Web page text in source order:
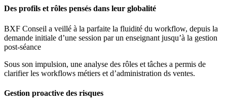
Des profils et rôles pensés dans leur globalité
BXF Conseil a veillé à la parfaite la fluidité du workflow, depuis la
demande initiale d’une session par un enseignant jusqu’à la gestion
post-séance
Sous son impulsion, une analyse des rôles et tâches a permis de
clarifier les workflows métiers et d’administration ds ventes.
Gestion proactive des risques